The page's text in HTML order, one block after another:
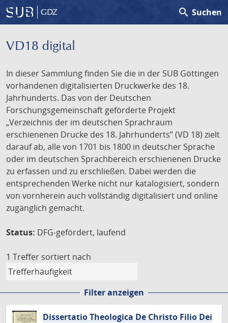
GDZ search Suchen
VD18 digital
In dieser Sammlung finden Sie die in der SUB Göttingen
vorhandenen digitalisierten Druckwerke des 18.
Jahrhunderts. Das von der Deutschen
Forschungsgemeinschaft geförderte Projekt
„Verzeichnis der im deutschen Sprachraum
erschienenen Drucke des 18. Jahrhunderts” (VD 18) zielt
darauf ab, alle von 1701 bis 1800 in deutscher Sprache
oder im deutschen Sprachbereich erschienenen Drucke
zu erfassen und zu erschließen. Dabei werden die
entsprechenden Werke nicht nur katalogisiert, sondern
von vornherein auch vollständig digitalisiert und online
zugänglich gemacht.
Status: DFG-gefördert, laufend
1 Treffer sortiert nach
Filter anzeigen
Dissertatio Theologica De Christo Filio Dei